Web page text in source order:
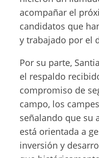
acompañar el
candidatos que
y trabajado por el
Por su parte,
el respaldo
compromiso de
campo, los
señalando que su
está orientada a
inversión y